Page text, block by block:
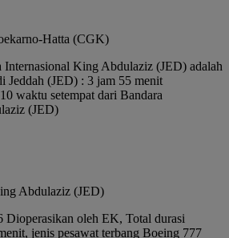
Hatta (CGK)
Internasional King Abdulaziz (JED) adalah
Jeddah (JED) : 3 jam 55 menit
waktu setempat dari Bandara
(JED)
Abdulaziz (JED)
Dioperasikan oleh EK, Total durasi
jenis pesawat terbang Boeing 777